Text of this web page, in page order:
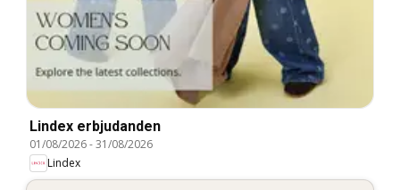
Lindex erbjudanden
01/08/2026-31/08/2026
Lindex